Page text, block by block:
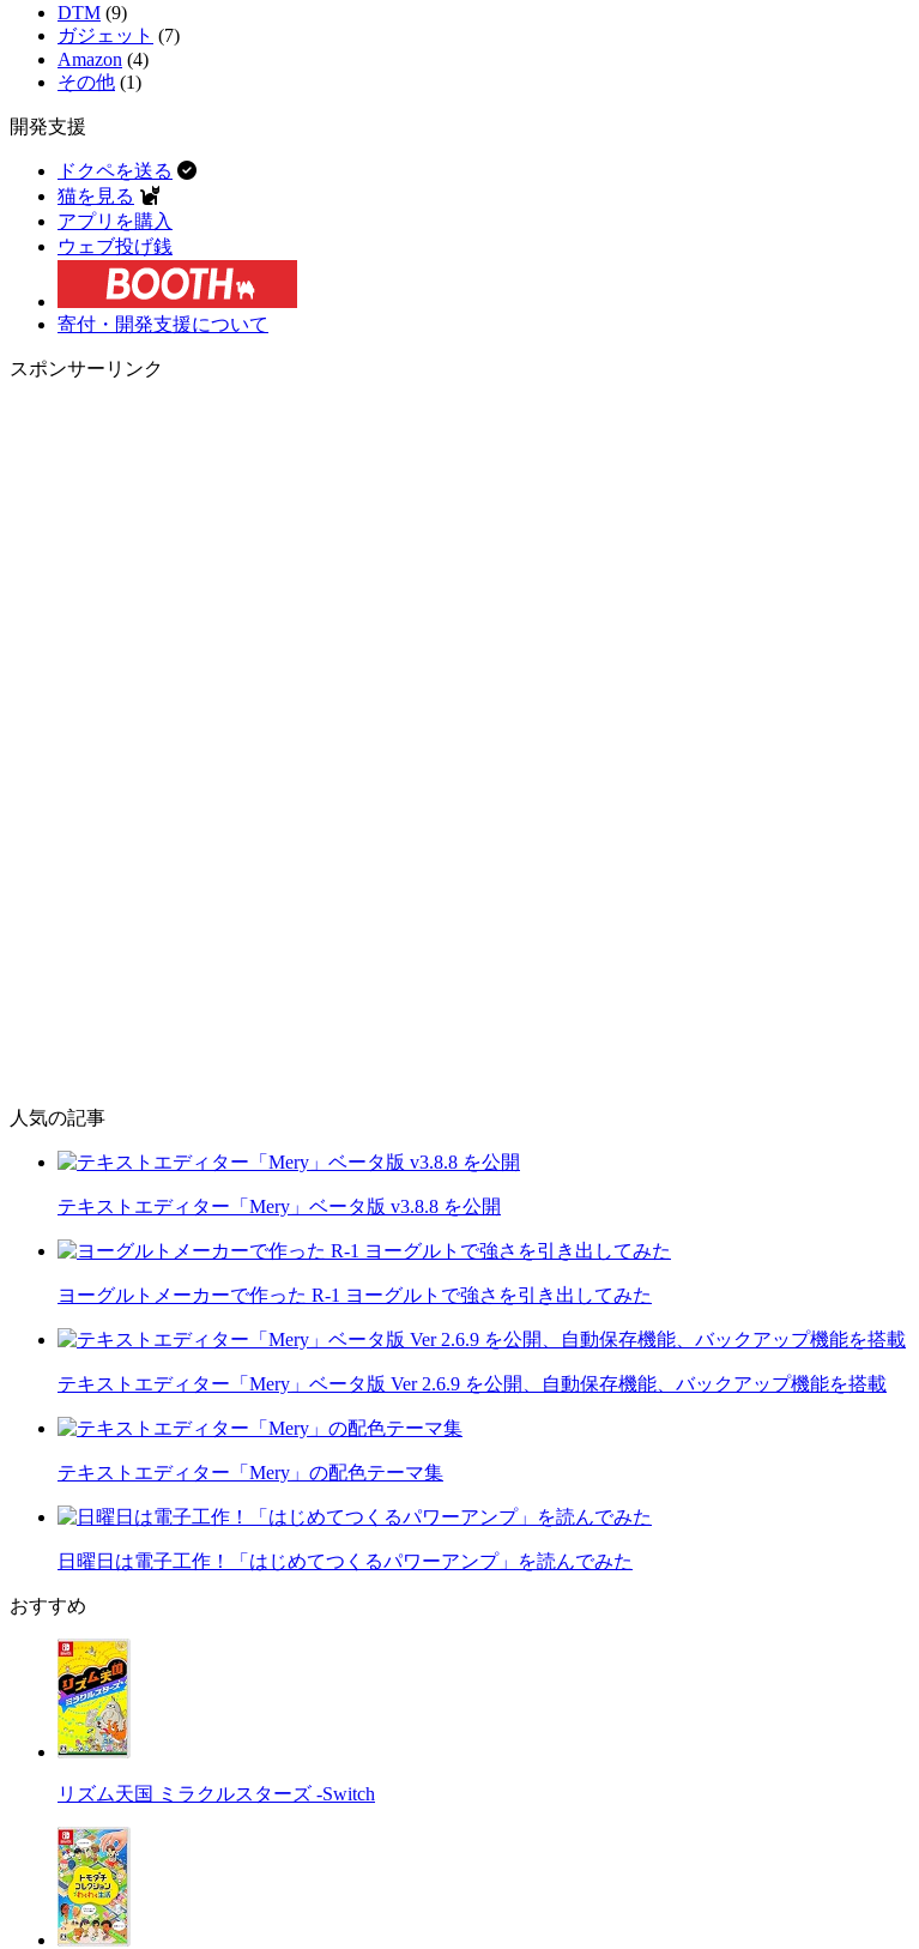
DTM (9)
ガジェット (7)
Amazon (4)
その他 (1)
開発支援
ドクペを送る
猫を見る
アプリを購入
ウェブ投げ銭
寄付・開発支援について
スポンサーリンク
人気の記事
テキストエディター「Mery」ベータ版 v3.8.8 を公開
ヨーグルトメーカーで作った R-1 ヨーグルトで強さを引き出してみた
テキストエディター「Mery」ベータ版 Ver 2.6.9 を公開、自動保存機能、バックアップ機能を搭載
テキストエディター「Mery」の配色テーマ集
日曜日は電子工作！「はじめてつくるパワーアンプ」を読んでみた
おすすめ
リズム天国 ミラクルスターズ -Switch